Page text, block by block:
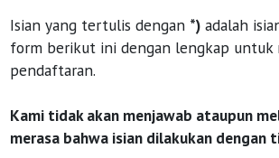
Isian yang tertulis dengan *) adalah
form berikut ini dengan lengkap untuk
pendaftaran.
Kami tidak akan menjawab ataupun
merasa bahwa isian dilakukan dengan